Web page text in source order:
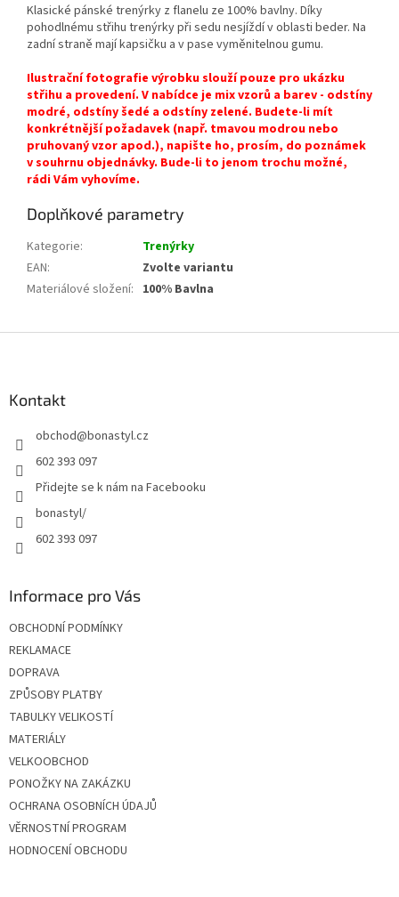
Klasické pánské trenýrky z flanelu ze 100% bavlny. Díky
pohodlnému střihu trenýrky při sedu nesjíždí v oblasti beder. Na
zadní straně mají kapsičku a v pase vyměnitelnou gumu.
Ilustrační fotografie výrobku slouží pouze pro ukázku
střihu a provedení. V nabídce je mix vzorů a barev - odstíny
modré, odstíny šedé a odstíny zelené. Budete-li mít
konkrétnější požadavek (např. tmavou modrou nebo
pruhovaný vzor apod.), napište ho, prosím, do poznámek
v souhrnu objednávky. Bude-li to jenom trochu možné,
rádi Vám vyhovíme.
Doplňkové parametry
Kategorie:
Trenýrky
EAN:
Zvolte variantu
Materiálové složení: 100% Bavlna
Kontakt
obchod@bonastyl.cz
602 393 097
Přidejte se k nám na Facebooku
bonastyl/
602 393 097
Informace pro Vás
OBCHODNÍ PODMÍNKY
REKLAMACE
DOPRAVA
ZPŮSOBY PLATBY
TABULKY VELIKOSTÍ
MATERIÁLY
VELKOOBCHOD
PONOŽKY NA ZAKÁZKU
OCHRANA OSOBNÍCH ÚDAJŮ
VĚRNOSTNÍ PROGRAM
HODNOCENÍ OBCHODU